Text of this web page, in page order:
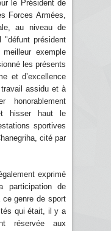
le Président de
Forces Armées,
au niveau de
"défunt président
exemple
les présents
et d’excellence
assidu et à
honorablement
hisser haut le
sportives
cité par
exprimé
participation de
genre de sport
qui était, il y a
réservée aux